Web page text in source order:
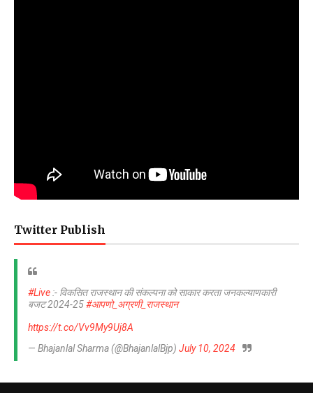
Twitter Publish
#Live :- विकसित राजस्थान की संकल्पना को साकार करता जनकल्याणकारी
बजट 2024-25#आपणो_अग्रणी_राजस्थान
https://t.co/Vv9My9Uj8A
— Bhajanlal Sharma (@BhajanlalBjp) July 10, 2024